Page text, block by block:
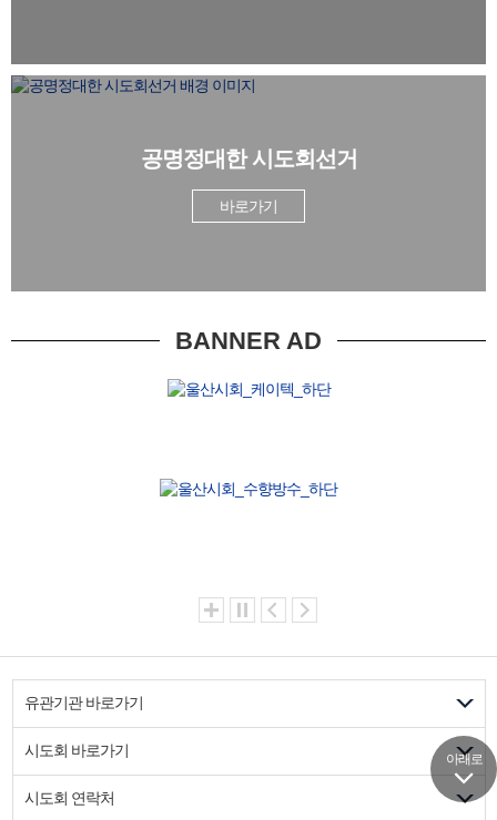
아래로
T. 052-716-0890
T.052-716-0890
도장,미장,방수 조적공사업
수퍼크랙실
안세회계법인
공명정대한 시도회선거
바로가기
BANNER AD
수퍼크랙실시공, 판매 울산총판
T.1899-0128
(주)창도건설(구. 아남)
유관기관 바로가기
시도회 바로가기
시도회 연락처